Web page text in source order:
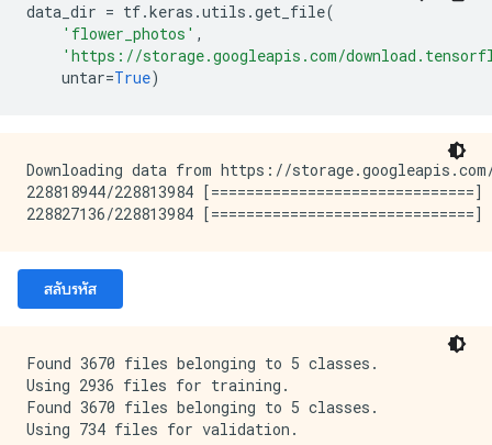
data_dir = tf.keras .utils .get_file(
'flower_photos' ,
'https://storage.googleapis.com/
untar=True)
Downloading data from https://
228818944/228813984
สลับรหัส
Found 3670 files belonging to 5 classes.
Using 2936 files for training.
Found 3670 files belonging to 5 classes.